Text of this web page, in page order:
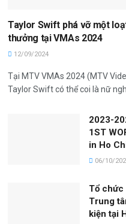
Taylor Swift phá vỡ một
thưởng tại VMAs 2024
12/09/2024
Tại MTV VMAs 2024 (MTV
Taylor Swift có thể coi là nữ
2023-
1ST
in Ho
06/10/
Tổ chức
Trung
kiện tại